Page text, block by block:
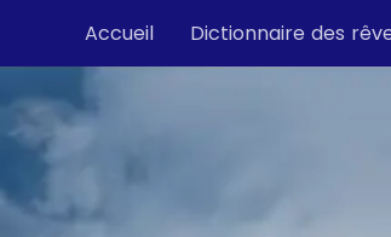
Accueil Dictionnaire des